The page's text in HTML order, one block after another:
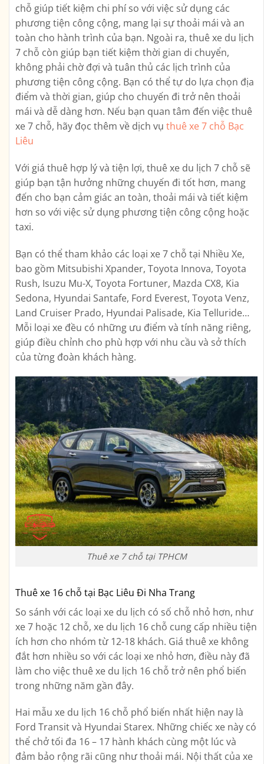
chỗ giúp tiết kiệm chi phí so với việc sử dụng các
phương tiện công cộng, mang lại sự thoải mái và an
toàn cho hành trình của bạn. Ngoài ra, thuê xe du lịch
7 chỗ còn giúp bạn tiết kiệm thời gian di chuyển,
không phải chờ đợi và tuân thủ các lịch trình của
phương tiện công cộng. Bạn có thể tự do lựa chọn địa
điểm và thời gian, giúp cho chuyến đi trở nên thoải
mái và dễ dàng hơn. Nếu bạn quan tâm đến việc thuê
xe 7 chỗ, hãy đọc thêm về dịch vụ thuê xe 7 chỗ Bạc
Liêu
Với giá thuê hợp lý và tiện lợi, thuê xe du lịch 7 chỗ sẽ
giúp bạn tận hưởng những chuyến đi tốt hơn, mang
đến cho bạn cảm giác an toàn, thoải mái và tiết kiệm
hơn so với việc sử dụng phương tiện công cộng hoặc
taxi.
Bạn có thể tham khảo các loại xe 7 chỗ tại Nhiều Xe,
bao gồm Mitsubishi Xpander, Toyota Innova, Toyota
Rush, Isuzu Mu-X, Toyota Fortuner, Mazda CX8, Kia
Sedona, Hyundai Santafe, Ford Everest, Toyota Venz,
Land Cruiser Prado, Hyundai Palisade, Kia Telluride…
Mỗi loại xe đều có những ưu điểm và tính năng riêng,
giúp điều chỉnh cho phù hợp với nhu cầu và sở thích
của từng đoàn khách hàng.
Thuê xe 7 chỗ tại TPHCM
Thuê xe 16 chỗ tại Bạc Liêu Đi Nha Trang
So sánh với các loại xe du lịch có số chỗ nhỏ hơn, như
xe 7 hoặc 12 chỗ, xe du lịch 16 chỗ cung cấp nhiều tiện
ích hơn cho nhóm từ 12-18 khách. Giá thuê xe không
đắt hơn nhiều so với các loại xe nhỏ hơn, điều này đã
làm cho việc thuê xe du lịch 16 chỗ trở nên phổ biến
trong những năm gần đây.
Hai mẫu xe du lịch 16 chỗ phổ biến nhất hiện nay là
Ford Transit và Hyundai Starex. Những chiếc xe này có
thể chở tối đa 16 – 17 hành khách cùng một lúc và
đảm bảo rộng rãi cũng như thoải mái. Nội thất của xe